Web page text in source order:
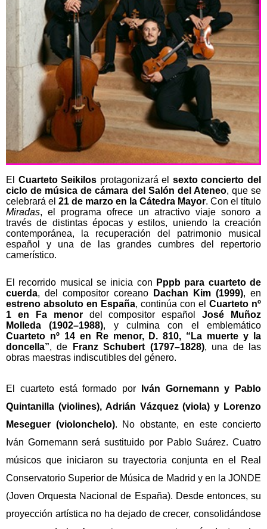
El Cuarteto Seikilos protagonizará el sexto concierto del
ciclo de música de cámara del Salón del Ateneo, que se
celebrará el 21 de marzo en la Cátedra Mayor. Con el título
Miradas, el programa ofrece un atractivo viaje sonoro a
través de distintas épocas y estilos, uniendo la creación
contemporánea, la recuperación del patrimonio musical
español y una de las grandes cumbres del repertorio
camerístico.
El recorrido musical se inicia con Pppb para cuarteto de
cuerda, del compositor coreano Dachan Kim (1999), en
estreno absoluto en España, continúa con el Cuarteto nº
1 en Fa menordel compositor españolJosé Muñoz
Molleda (1902–1988), y culmina con el emblemático
Cuarteto nº 14 en Re menor, D. 810, “La muerte y la
doncella”, de Franz Schubert (1797–1828), una de las
obras maestras indiscutibles del género.
El cuarteto está formado por
Iván Gornemann y Pablo
Quintanilla (violines), Adrián Vázquez (viola) y Lorenzo
Meseguer (violonchelo).
No obstante, en este concierto
Iván Gornemann será sustituido por Pablo Suárez. Cuatro
músicos que iniciaron su trayectoria conjunta en el Real
Conservatorio Superior de Música de Madrid y en la JONDE
(Joven Orquesta Nacional de España). Desde entonces, su
proyección artística no ha dejado de crecer, consolidándose